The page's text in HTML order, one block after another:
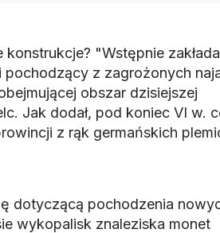
"Wstępnie
z zagrożonych
obszar dzisiejszej
Jak dodał, pod koniec VI w.
z rąk germańskich
dotyczącą pochodzenia
wykopalisk znaleziska monet